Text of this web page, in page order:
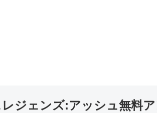
ジェンズ:アッシュ無料